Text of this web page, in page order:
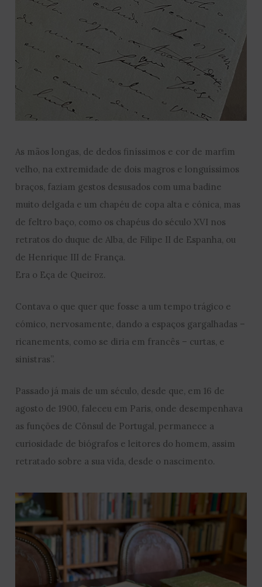
As mãos longas, de dedos finíssimos e cor de marfim
velho, na extremidade de dois magros e longuíssimos
braços, faziam gestos desusados com uma badine
muito delgada e um chapéu de copa alta e cónica, mas
de feltro baço, como os chapéus do século XVI nos
retratos do duque de Alba, de Filipe II de Espanha, ou
de Henrique III de França.
Era o Eça de Queiroz.
Contava o que quer que fosse a um tempo trágico e
cómico, nervosamente, dando a espaços gargalhadas –
ricanements, como se diria em francês – curtas, e
sinistras”.
Passado já mais de um século, desde que, em 16 de
agosto de 1900, faleceu em Paris, onde desempenhava
as funções de Cônsul de Portugal, permanece a
curiosidade de biógrafos e leitores do homem, assim
retratado sobre a sua vida, desde o nascimento.